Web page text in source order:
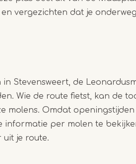
vergezichten dat je
Stevensweert, de
Wie de route fietst, kan de
molens. Omdat
informatie per molen te
uit je route.